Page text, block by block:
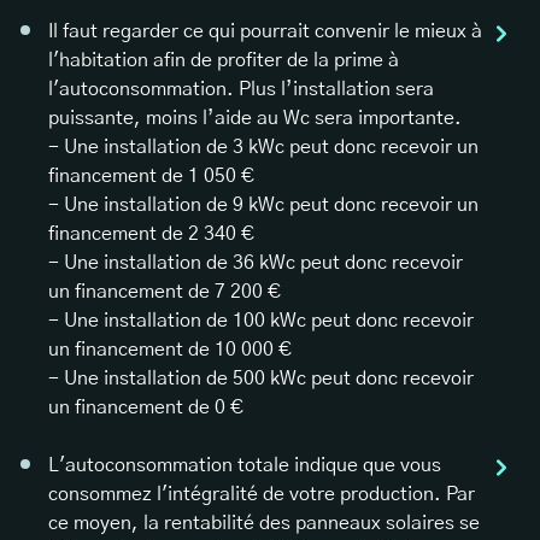
Il faut regarder ce qui pourrait convenir le mieux à
l'habitation afin de profiter de la prime à
l'autoconsommation. Plus l’installation sera
puissante, moins l’aide au Wc sera importante.
- Une installation de 3 kWc peut donc recevoir un
financement de 1 050 €
- Une installation de 9 kWc peut donc recevoir un
financement de 2 340 €
- Une installation de 36 kWc peut donc recevoir
un financement de 7 200 €
- Une installation de 100 kWc peut donc recevoir
un financement de 10 000 €
- Une installation de 500 kWc peut donc recevoir
un financement de 0 €
L'autoconsommation totale indique que vous
consommez l'intégralité de votre production. Par
ce moyen, la rentabilité des panneaux solaires se